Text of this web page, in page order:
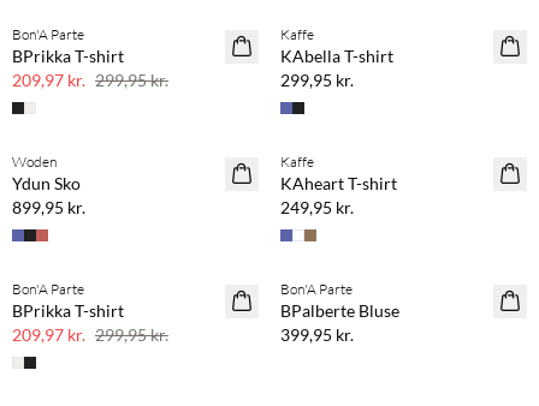
SAVE20
Bon'A Parte
BPrikka T-shirt
209,97 kr. 299,95 kr.
NYHED
Kaffe
KAbella T-shirt
299,95 kr.
NYHED
Køb min. 2 & spar 20%
Woden
Ydun Sko
899,95 kr.
NYHED
Køb min. 2 & spar 20%
Kaffe
KAheart T-shirt
249,95 kr.
SAVE20
Bon'A Parte
BPrikka T-shirt
209,97 kr. 299,95 kr.
NYHED
Køb min. 2 & spar 20%
Bon'A Parte
BPalberte Bluse
399,95 kr.
Køb min. 2 & spar 20%